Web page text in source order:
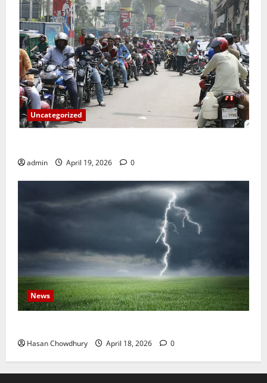
Uncategorized
admin April 19, 2026 0
News
Hasan Chowdhury April 18, 2026 0